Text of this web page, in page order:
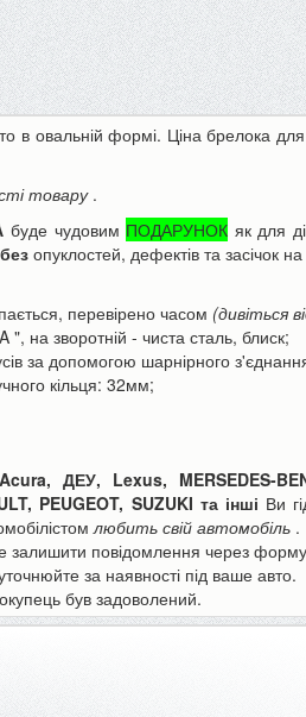
Apple
Пінцет годинникаря,
До кошика
в овальній формі. Ціна брелока для
товару.
буде чудовим ПОДАРУНОК як для
без опуклостей, дефектів та засічок
перевірено часом (дивіться
", на зворотній - чиста сталь, блиск;
за допомогою шарнірного
кільця: 32мм;
Acura, ДЕУ, Lexus, MERSEDES-
PEUGEOT, SUZUKI та інші Ви
любить свій автомобіль .
залишити повідомлення через форму
за наявності під ваше авто.
був задоволений.